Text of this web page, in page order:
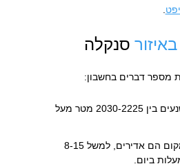
סנקלה
מספר דברים בחשבון:
המקום נמצא בגבהים שנעים בין 2030-2225 מטר מעל
הבדלי הטמפרטורות במקום הם אדירים, למשל 8-15